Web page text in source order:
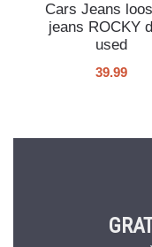
Cars Jeans
jeans ROCKY
used
39.99